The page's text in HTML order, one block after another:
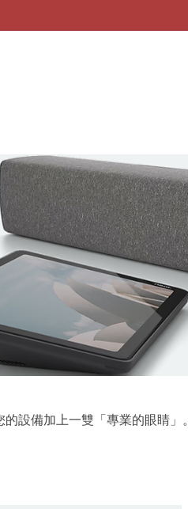
設備加上一雙「專業的眼睛」。